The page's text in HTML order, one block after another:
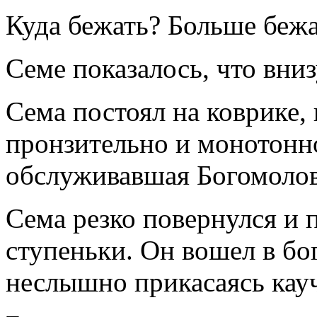
Куда бежать? Больше
Семе показалось, что
Сема постоял на
пронзительно и
обслуживавшая
Сема резко повернулся и
ступеньки. Он вошел в
неслышно прикасаясь